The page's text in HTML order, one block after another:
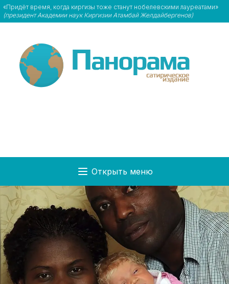
«Придёт время, когда киргизы тоже станут нобелевскими лауреатами»
(президент Академии наук Киргизии Атамбай Желдайбергенов)
Открыть меню